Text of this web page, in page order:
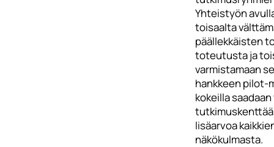
Yhteistyön
toisaalta
päällekkäisten
toteutusta ja
varmistamaan
hankkeen pilot-
kokeilla
lisäarvoa
näkökulmasta.